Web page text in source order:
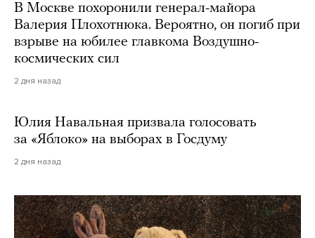
В Москве похоронили генерал-майора
Валерия Плохотнюка. Вероятно, он погиб при
взрыве на юбилее главкома Воздушно-
космических сил
2 дня назад
Юлия Навальная призвала голосовать
за «Яблоко» на выборах в Госдуму
2 дня назад